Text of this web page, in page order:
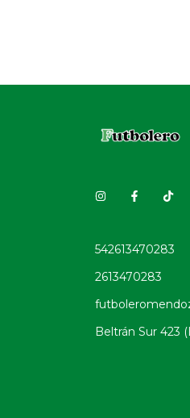
542613470283
2613470283
Beltrán Sur 423